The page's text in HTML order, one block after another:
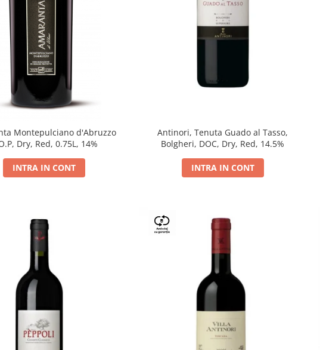
Montepulciano d'Abruzzo
Dry, Red, 0.75L, 14%
INTRA IN CONT
Antinori, Tenuta Guado al Tasso,
Bolgheri, DOC, Dry, Red, 14.5%
INTRA IN CONT